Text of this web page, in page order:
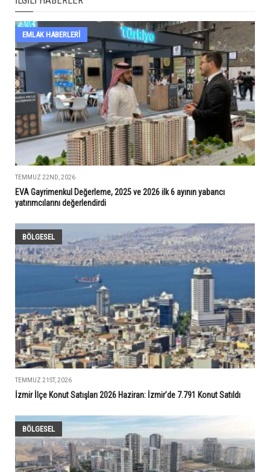
EMLAK HABERLERI
TEMMUZ 22ND, 2026
EVA Gayrimenkul Değerleme, 2025 ve 2026 ilk 6 ayının yabancı
yatırımcılarını değerlendirdi
BÖLGESEL
TEMMUZ 21ST, 2026
İzmir İlçe Konut Satışları 2026 Haziran: İzmir’de 7.791 Konut Satıldı
BÖLGESEL